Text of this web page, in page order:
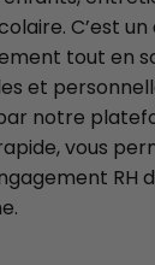
C’est
tout en
et
notre
vous
RH